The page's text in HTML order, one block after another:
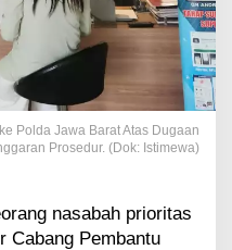
Polda Jawa Barat Atas Dugaan
Prosedur. (Dok: Istimewa)
nasabah prioritas
Cabang Pembantu